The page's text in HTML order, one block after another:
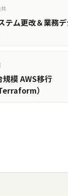
テム更改＆業務
模 AWS移行
）